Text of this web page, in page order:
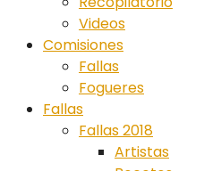
Videos
Comisiones
Fallas
Fogueres
Fallas
Fallas 2018
Artistas